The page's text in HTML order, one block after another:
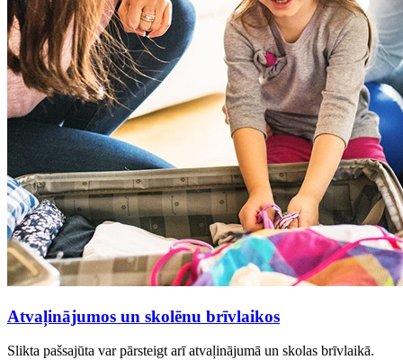
Atvaļinājumos un skolēnu brīvlaikos
Slikta pašsajūta var pārsteigt arī atvaļinājumā un skolas brīvlaikā.